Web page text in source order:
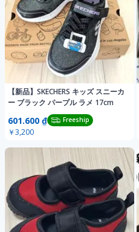
【新品】SKECHERS キッズ スニーカ
ー ブラック パープル ラメ 17cm
601.600 ₫ Freeship
￥3,200